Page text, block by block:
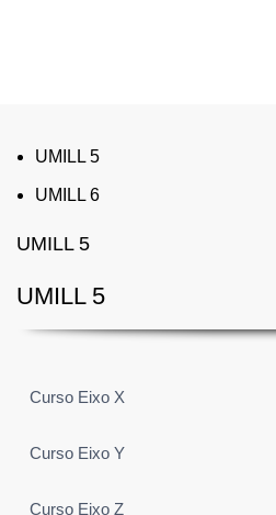
UMILL 5
UMILL 6
UMILL 5
UMILL 5
Curso Eixo X
Curso Eixo Y
Curso Eixo Z